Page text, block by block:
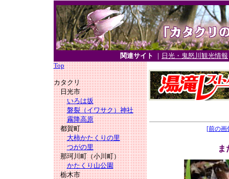
関連サイト ｜ 日光・鬼怒川観光情報
Top
カタクリ
日光市
いろは坂
磐裂（イワサク）神社
霧降高原
都賀町
大柿かたくりの里
つがの里
那珂川町（小川町）
かたくり山公園
栃木市
[前の画
ま